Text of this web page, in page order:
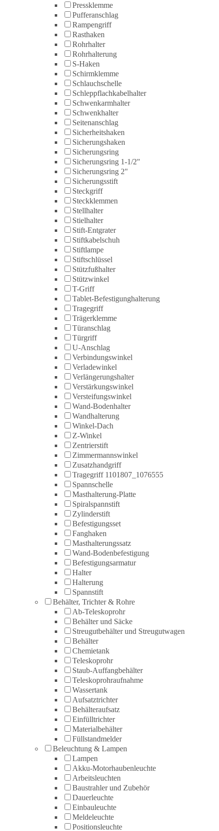
Pressklemme
Pufferanschlag
Rampengriff
Rasthaken
Rohrhalter
Rohrhalterung
S-Haken
Schirmklemme
Schlauchschelle
Schleppflachkabelhalter
Schwenkarmhalter
Schwenkhalter
Seitenanschlag
Sicherheitshaken
Sicherungshaken
Sicherungsring
Sicherungsring 1-1/2"
Sicherungsring 2"
Sicherungsstift
Steckgriff
Steckklemmen
Stellhalter
Stielhalter
Stift-Entgrater
Stiftkabelschuh
Stiftlampe
Stiftschlüssel
Stützfußhalter
Stützwinkel
T-Griff
Tablet-Befestigunghalterung
Tragegriff
Trägerklemme
Türanschlag
Türgriff
U-Anschlag
Verbindungswinkel
Verladewinkel
Verlängerungshalter
Verstärkungswinkel
Versteifungswinkel
Wand-Bodenhalter
Wandhalterung
Winkel-Dach
Z-Winkel
Zentrierstift
Zimmermannswinkel
Zusatzhandgriff
Tragegriff 1101807_1076555
Spannschelle
Masthalterung-Platte
Spiralspannstift
Zylinderstift
Befestigungsset
Fanghaken
Masthalterungssatz
Wand-Bodenbefestigung
Befestigungsarmatur
Halter
Halterung
Spannstift
Behälter, Trichter & Rohre
Ab-Teleskoprohr
Behälter und Säcke
Streugutbehälter und Streugutwagen
Behälter
Chemietank
Teleskoprohr
Staub-Auffangbehälter
Teleskoprohraufnahme
Wassertank
Aufsatztrichter
Behälteraufsatz
Einfülltrichter
Materialbehälter
Füllstandmelder
Beleuchtung & Lampen
Lampen
Akku-Motorhaubenleuchte
Arbeitsleuchten
Baustrahler und Zubehör
Dauerleuchte
Einbauleuchte
Meldeleuchte
Positionsleuchte